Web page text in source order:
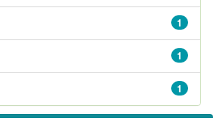
1
1
1